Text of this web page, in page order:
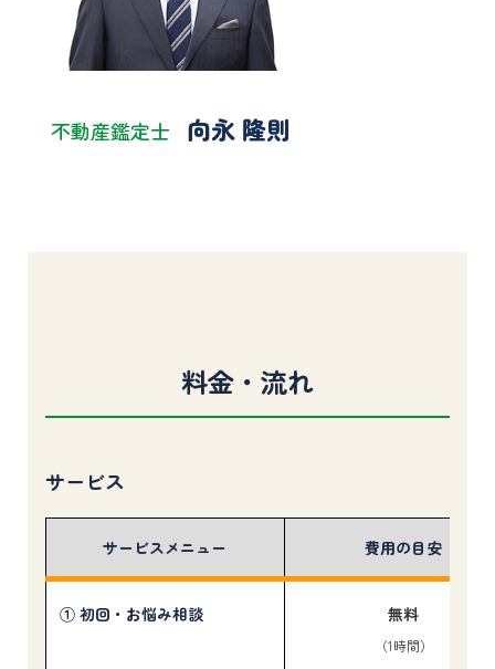
不動産鑑定士 向永 隆則
料金・流れ
サービス
サービスメニュー 費用の目安
① 初回・お悩み相談 無料
（1時間）